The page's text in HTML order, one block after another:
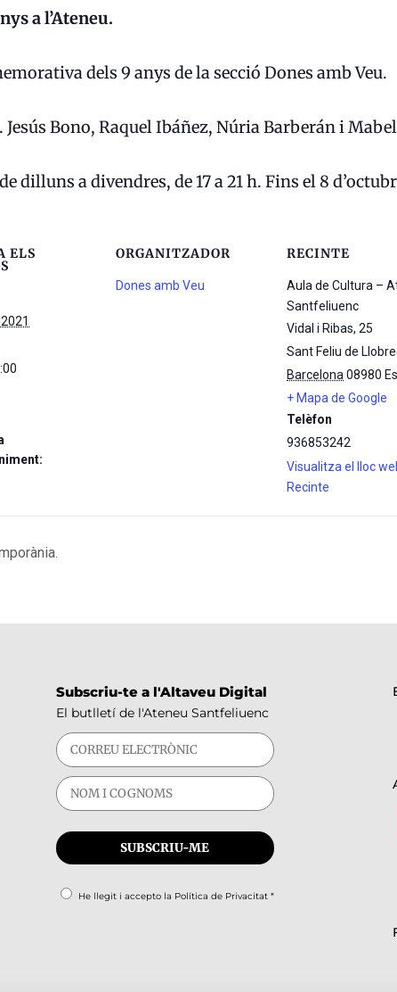
a l’Ateneu.
dels 9 anys de la secció Dones amb Veu.
Bono, Raquel Ibáñez, Núria Barberán i
dilluns a divendres, de 17 a 21 h. Fins el 8
ELS ORGANITZADOR
Dones amb Veu
RECINTE
Aula de Cultura –
Santfeliuenc
Vidal i Ribas, 25
Sant Feliu de
Barcelona 08980
+ Mapa de Google
Telèfon
936853242
Visualitza el lloc
Recinte
Subscriu-te a l'Altaveu Digital
El butlletí de l'Ateneu Santfeliuenc
He llegit i accepto la Política de Privacitat*